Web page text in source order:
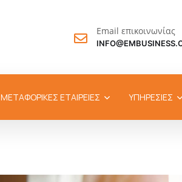
Email επικοινωνίας
ΜΕΤΑΦΟΡΙΚΕΣ ΕΤΑΙΡΕΙΕΣ ΥΠΗΡΕΣΙΕΣ